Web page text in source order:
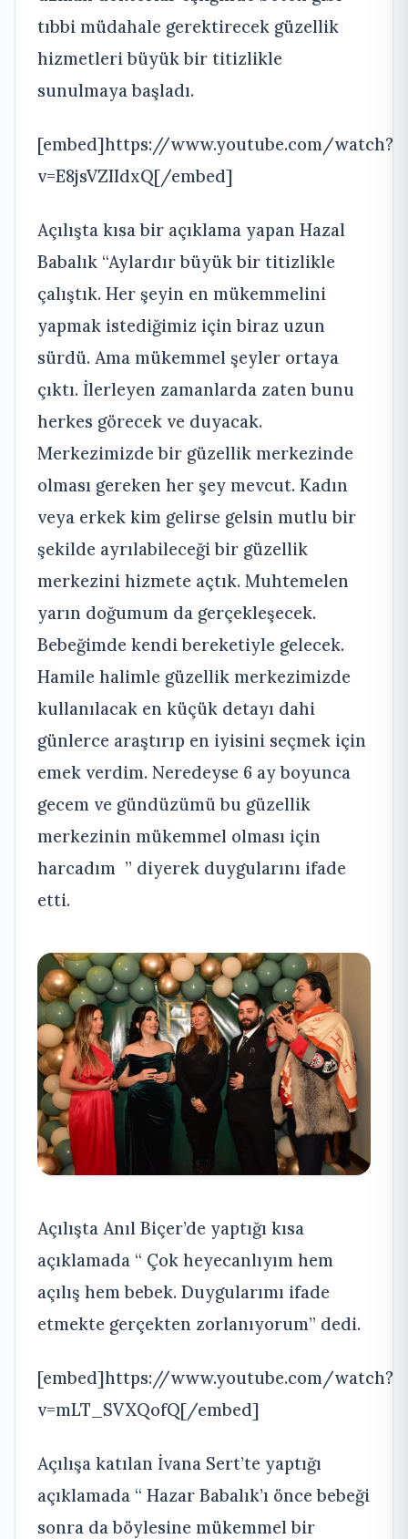
tıbbi müdahale gerektirecek güzellik
hizmetleri büyük bir titizlikle
sunulmaya başladı.
[embed]https://www.youtube.com/watch?
v=E8jsVZIIdxQ[/embed]
Açılışta kısa bir açıklama yapan Hazal
Babalık “Aylardır büyük bir titizlikle
çalıştık. Her şeyin en mükemmelini
yapmak istediğimiz için biraz uzun
sürdü. Ama mükemmel şeyler ortaya
çıktı. İlerleyen zamanlarda zaten bunu
herkes görecek ve duyacak.
Merkezimizde bir güzellik merkezinde
olması gereken her şey mevcut. Kadın
veya erkek kim gelirse gelsin mutlu bir
şekilde ayrılabileceği bir güzellik
merkezini hizmete açtık. Muhtemelen
yarın doğumum da gerçekleşecek.
Bebeğimde kendi bereketiyle gelecek.
Hamile halimle güzellik merkezimizde
kullanılacak en küçük detayı dahi
günlerce araştırıp en iyisini seçmek için
emek verdim. Neredeyse 6 ay boyunca
gecem ve gündüzümü bu güzellik
merkezinin mükemmel olması için
harcadım ” diyerek duygularını ifade
etti.
Açılışta Anıl Biçer’de yaptığı kısa
açıklamada “ Çok heyecanlıyım hem
açılış hem bebek. Duygularımı ifade
etmekte gerçekten zorlanıyorum” dedi.
[embed]https://www.youtube.com/watch?
v=mLT_SVXQofQ[/embed]
Açılışa katılan İvana Sert’te yaptığı
açıklamada “ Hazar Babalık’ı önce bebeği
sonra da böylesine mükemmel bir